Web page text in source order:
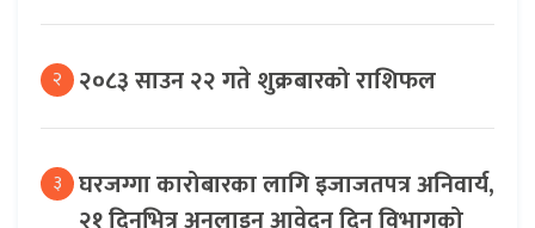
२ २०८३ साउन २२ गते शुक्रबारको राशिफल
३ घरजग्गा कारोबारका लागि इजाजतपत्र अनिवार्य,